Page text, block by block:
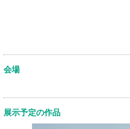
会場
展示予定の作品